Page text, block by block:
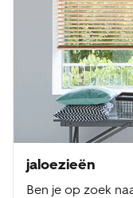
jaloezieën
Ben je op zoek